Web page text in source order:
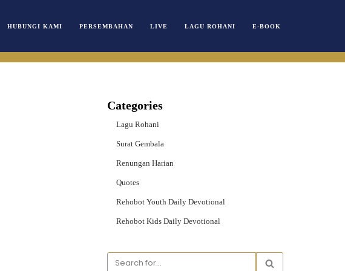
HUBUNGI KAMI PERSEMBAHAN LIVE LAGU ROHANI E-BOOK
Categories
Lagu Rohani
Surat Gembala
Renungan Harian
Quotes
Rehobot Youth Daily Devotional
Rehobot Kids Daily Devotional